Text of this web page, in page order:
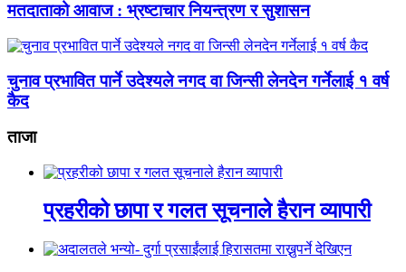
मतदाताको आवाज : भ्रष्टाचार नियन्त्रण र सुशासन
चुनाव प्रभावित पार्ने उदेश्यले नगद वा जिन्सी लेनदेन गर्नेलाई १ वर्ष
कैद
ताजा
प्रहरीको छापा र गलत सूचनाले हैरान व्यापारी